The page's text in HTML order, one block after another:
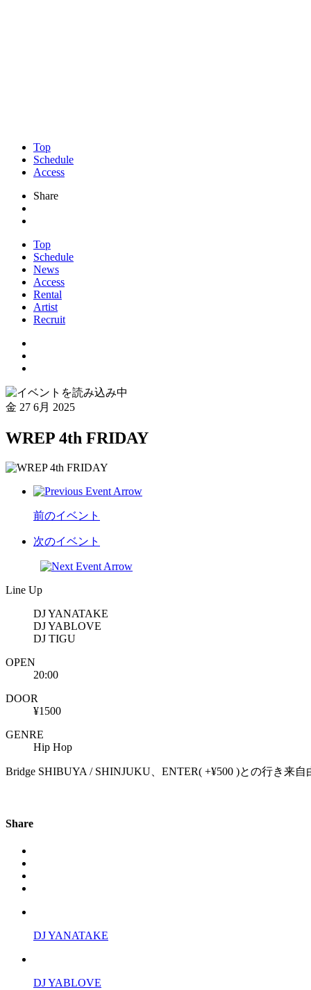
Top
Schedule
Access
Share
Top
Schedule
News
Access
Rental
Artist
Recruit
金 27 6月 2025
WREP 4th FRIDAY
前のイベント
次のイベント
Line Up
DJ YANATAKE
DJ YABLOVE
DJ TIGU
OPEN
20:00
DOOR
¥1500
GENRE
Hip Hop
Bridge SHIBUYA / SHINJUKU、ENTER( +¥500 )との行き来自
Share
DJ YANATAKE
DJ YABLOVE